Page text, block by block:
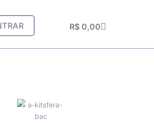
R$ 0,00Carrinho